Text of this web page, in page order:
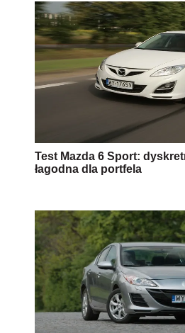
Test Mazda 6 Sport:
łagodna dla portfela